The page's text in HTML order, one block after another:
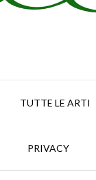
TUTTE LE ARTI
PRIVACY